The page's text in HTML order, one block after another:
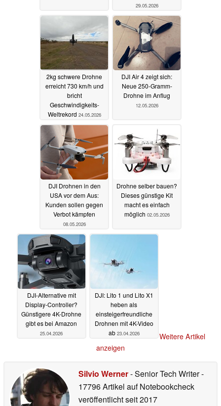
29.05.2026
2kg schwere Drohne
erreicht 730 km/h und
bricht
Geschwindigkeits-
Weltrekord 24.05.2026
DJI Air 4 zeigt sich:
Neue 250-Gramm-
Drohne im Anflug
12.05.2026
DJI Drohnen in den
USA vor dem Aus:
Kunden sollen gegen
Verbot kämpfen
08.05.2026
Drohne selber bauen?
Dieses günstige Kit
macht es einfach
möglich 02.05.2026
DJI-Alternative mit
Display-Controller?
Günstigere 4K-Drohne
gibt es bei Amazon
25.04.2026
DJI: Lito 1 und Lito X1
heben als
einsteigerfreundliche
Drohnen mit 4K-Video
ab 23.04.2026
Weitere Artikel
anzeigen
Silvio Werner- Senior Tech Writer-
17796 Artikel auf Notebookcheck
veröffentlichtseit 2017